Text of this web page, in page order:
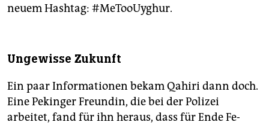
neuem Hashtag: #MeTooUyghur.
Ungewisse Zukunft
Ein paar Informationen bekam Qahiri dann doch.
Eine Pekinger Freundin, die bei der Polizei
arbeitet, fand für ihn heraus, dass für Ende Fe­